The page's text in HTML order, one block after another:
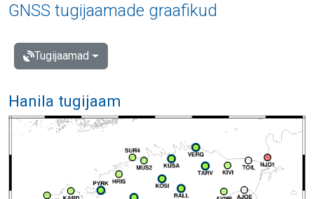
GNSS tugijaamade graafikud
Tugijaamad
Hanila tugijaam